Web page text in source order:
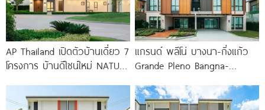
AP Thailand เปิดตัวบ้านเดี่ยว 7
โครงการ บ้านดีไซน์ใหม่ NATURE
แกรนด์ พลีโน่ บางนา-กิ่งแก้ว
Grande Pleno Bangna-
ใหญ่ ปากซอย กิ่งแก้ว